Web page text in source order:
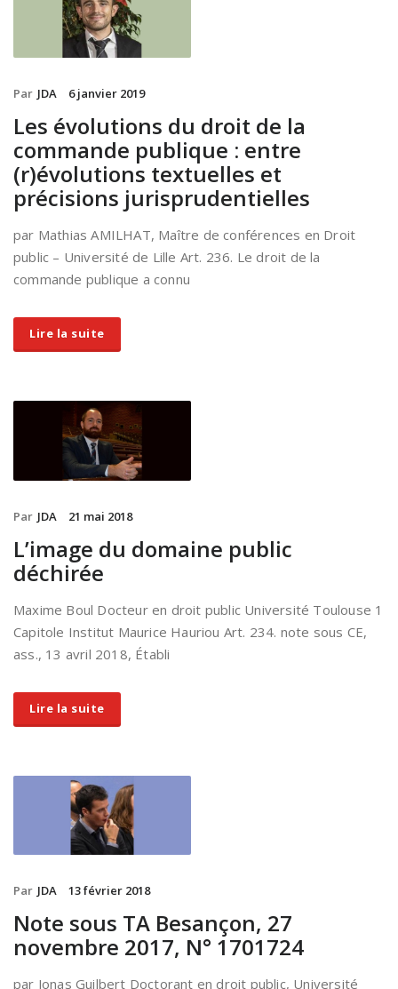
Par JDA 6 janvier 2019
Les évolutions du droit de la
commande publique : entre
(r)évolutions textuelles et
précisions jurisprudentielles
par Mathias AMILHAT, Maître de conférences en Droit
public – Université de Lille Art. 236. Le droit de la
commande publique a connu
Lire la suite
Par JDA 21 mai 2018
L’image du domaine public
déchirée
Maxime Boul Docteur en droit public Université Toulouse 1
Capitole Institut Maurice Hauriou Art. 234. note sous CE,
ass., 13 avril 2018, Établi
Lire la suite
Par JDA 13 février 2018
Note sous TA Besançon, 27
novembre 2017, N° 1701724
par Jonas Guilbert Doctorant en droit public, Université